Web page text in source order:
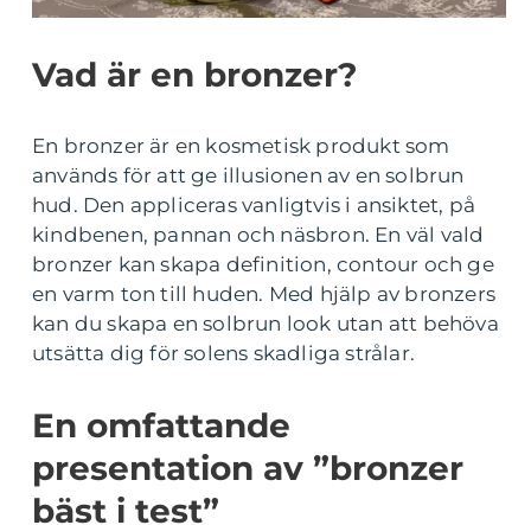
Vad är en bronzer?
En bronzer är en kosmetisk produkt som
används för att ge illusionen av en solbrun
hud. Den appliceras vanligtvis i ansiktet, på
kindbenen, pannan och näsbron. En väl vald
bronzer kan skapa definition, contour och ge
en varm ton till huden. Med hjälp av bronzers
kan du skapa en solbrun look utan att behöva
utsätta dig för solens skadliga strålar.
En omfattande
presentation av ”bronzer
bäst i test”